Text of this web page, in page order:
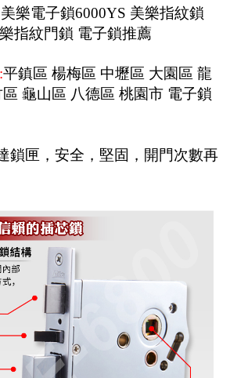
樂電子鎖6000YS 美樂指紋鎖
指紋門鎖 電子鎖推薦
平鎮區 楊梅區 中壢區 大園區 龍
龜山區 八德區 桃園市 電子鎖
鎖匣，安全，堅固，開門次數再